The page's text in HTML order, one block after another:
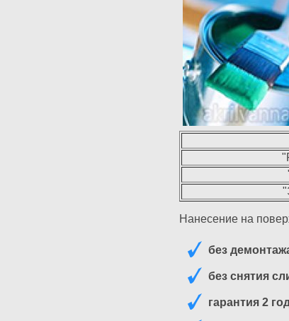
Нанесение на
без
без снятия
гарантия 2